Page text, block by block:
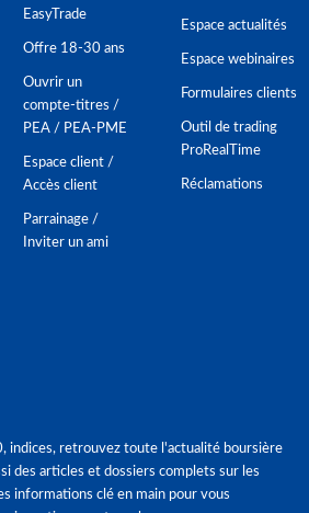
EasyTrade
Offre 18-30 ans
Ouvrir un
compte-titres /
PEA / PEA-PME
Espace client /
Accès client
Parrainage /
Inviter un ami
Espace actualités
Espace webinaires
Formulaires clients
Outil de trading
ProRealTime
Réclamations
indices, retrouvez toute l'actualité boursière
des articles et dossiers complets sur les
informations clé en main pour vous